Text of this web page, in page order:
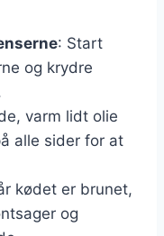
: Start
og krydre
varm lidt olie
alle sider for at
kødet er brunet,
og